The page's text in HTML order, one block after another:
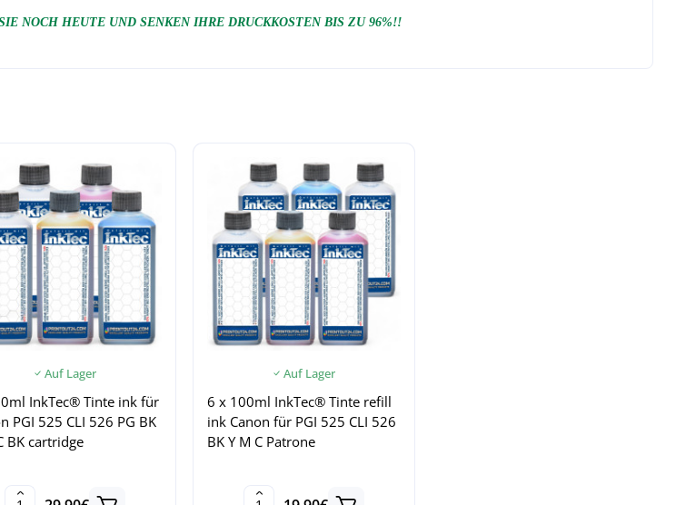
NOCH HEUTE UND SENKEN IHRE DRUCKKOSTEN BIS ZU 96%!!
Auf Lager
InkTec® Tinte ink für
PGI 525 CLI 526 PG BK
BK cartridge
Auf Lager
6 x 100ml InkTec® Tinte refill
ink Canon für PGI 525 CLI 526
BK Y M C Patrone